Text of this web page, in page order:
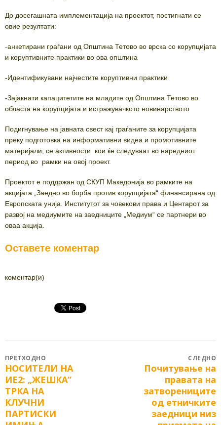
До досегашната имплементација на проектот, постигнати се
овие резултати:
-анкетирани граѓани од Општина Тетово во врска со корупцијата
и коруптивните практики во ова општина
-Идентификувани најчестите коруптивни практики
-Зајакнати капацитетите на младите од Општина Тетово во
областа на корупцијата и истражувачкото новинарството
Подигнување на јавната свест кај граѓаните за корупцијата
преку подготовка на информативни видеа и промотивните
материјали, се активности кои ќе следуваат во наредниот
период во рамки на овој проект.
Проектот е поддржан од СКУП Македонија во рамките на
акцијата „Заедно во борба против корупцијата“ финансирана од
Европската унија. Институтот за човекови права и Центарот за
развој на медиумите на заедниците „Медиум“ се партнери во
оваа акција.
Оставете коментар
коментар(и)
Post
navigation
ПРЕТХОДНО
Previous
post:
НОСИТЕЛИ НА
ИЕ2: „ЖЕШКА“
ТРКА НА
КЛУЧНИ
ПАРТИСКИ
СЛЕДНО
Next
Почитување на
правата на
затворениците
од етничките
заедници низ